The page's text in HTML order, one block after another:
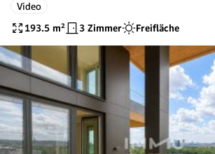
Freifläche und 2 Bädern!
Video
193.5 m² 3 Zimmer Freifläche